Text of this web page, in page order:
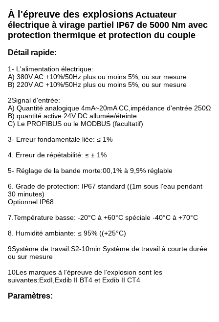
À l'épreuve des explosions Actuateur
électrique à virage partiel IP67 de 5000 Nm avec
protection thermique et protection du couple
Détail rapide:
1- L'alimentation électrique:
A) 380V AC +10%/50Hz plus ou moins 5%, ou sur mesure
B) 220V AC +10%/50Hz plus ou moins 5%, ou sur mesure
2Signal d'entrée:
A) Quantité analogique 4mA~20mA CC,impédance d'entrée 250Ω
B) quantité active 24V DC allumée/éteinte
C) Le PROFIBUS ou le MODBUS (facultatif)
3- Erreur fondamentale liée: ≤ 1%
4. Erreur de répétabilité: ≤ ± 1%
5- Réglage de la bande morte:00,1% à 9,9% réglable
6. Grade de protection: IP67 standard ((1m sous l'eau pendant
30 minutes)
Optionnel IP68
7.Température basse: -20°C à +60°C spéciale -40°C à +70°C
8. Humidité ambiante: ≤ 95% ((+25°C)
9Système de travail:S2-10min Système de travail à courte durée
ou sur mesure
10Les marques à l'épreuve de l'explosion sont les
suivantes:ExdI,Exdib II BT4 et Exdib II CT4
Paramètres: